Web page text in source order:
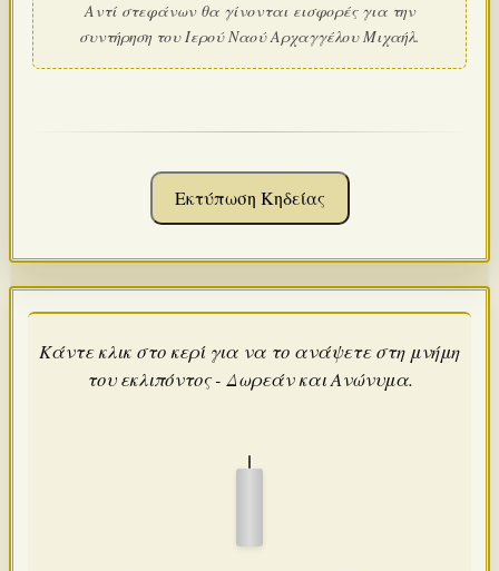
Αντί στεφάνων θα γίνονται εισφορές για την
συντήρηση του Ιερού Ναού Αρχαγγέλου Μιχαήλ.
Εκτύπωση Κηδείας
Κάντε κλικ στο κερί για να το ανάψετε στη μνήμη
του εκλιπόντος - Δωρεάν και Ανώνυμα.